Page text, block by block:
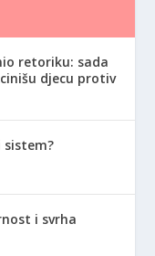
retoriku: sada
djecu protiv
sistem?
i svrha